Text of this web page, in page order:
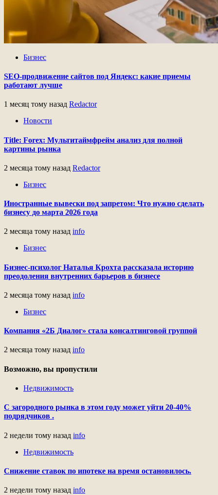
Бизнес
SEO-продвижение сайтов под Яндекс: какие приемы
работают лучше
1 месяц тому назад Redactor
Новости
Title: Forex: Мультитаймфрейм анализ для полной
картины рынка
2 месяца тому назад Redactor
Бизнес
Иностранные вывески под запретом: Что нужно сделать
бизнесу до марта 2026 года
2 месяца тому назад info
Бизнес
Бизнес-психолог Наталья Крохта рассказала историю
преодоления внутренних барьеров в бизнесе
2 месяца тому назад info
Бизнес
Компания «2Б Диалог» стала консалтинговой группой
2 месяца тому назад info
Возможно, вы пропустили
Недвижимость
С загородного рынка в этом году может уйти 20-40%
подрядчиков .
2 недели тому назад info
Недвижимость
Снижение ставок по ипотеке на время остановилось.
2 недели тому назад info